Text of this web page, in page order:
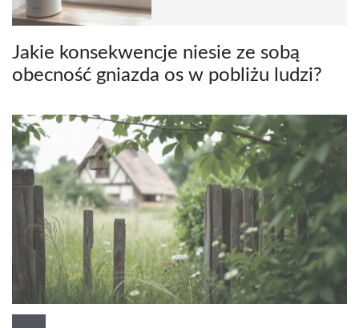
Jakie konsekwencje niesie ze sobą
obecność gniazda os w pobliżu ludzi?